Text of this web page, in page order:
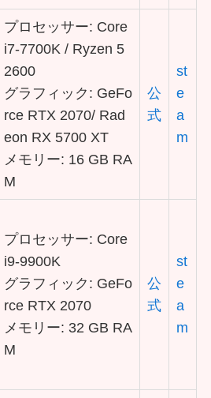
プロセッサー: Core
i7-7700K / Ryzen 5
2600
グラフィック: GeFo
rce RTX 2070/ Rad
eon RX 5700 XT
メモリー: 16 GB RA
M
公
式
st
e
a
m
プロセッサー: Core
i9-9900K
グラフィック: GeFo
rce RTX 2070
メモリー: 32 GB RA
M
公
式
st
e
a
m